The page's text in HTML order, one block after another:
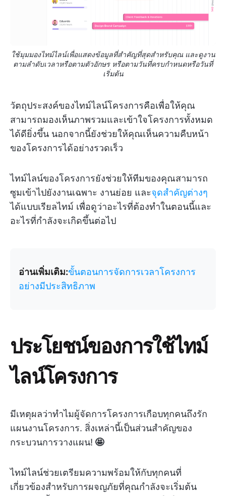
ใช้มุมมองไทม์ไลน์เพื่อแสดงข้อมูลที่สำคัญที่สุดสำหรับคุณ และดูงาน
ตามลำดับเวลาหรือตามตัวอักษร หรือตามวันที่ครบกำหนดหรือวันที่
เริ่มต้น
วัตถุประสงค์ของไทม์ไลน์โครงการคือเพื่อให้คุณ
สามารถมองเห็นภาพรวมและเข้าใจโครงการทั้งหมด
ได้ดียิ่งขึ้น นอกจากนี้ยังช่วยให้คุณเห็นความคืบหน้า
ของโครงการได้อย่างรวดเร็ว
ไทม์ไลน์ของโครงการยังช่วยให้ทีมของคุณสามารถ
ซูมเข้าไปยังงานเฉพาะ งานย่อย และจุดสำคัญต่างๆ
ได้แบบเรียลไทม์ เพื่อดูว่าอะไรที่ต้องทำในตอนนี้และ
อะไรที่กำลังจะเกิดขึ้นต่อไป
อ่านเพิ่มเติม:ขั้นตอนการจัดการเวลาโครงการ
อย่างมีประสิทธิภาพ
ประโยชน์ของการใช้ไทม์
ไลน์โครงการ
มีเหตุผลว่าทำไมผู้จัดการโครงการเกือบทุกคนถึงรัก
แผนงานโครงการ. สิ่งเหล่านี้เป็นส่วนสำคัญของ
กระบวนการวางแผน! 🤩
ไทม์ไลน์ช่วยเตรียมความพร้อมให้กับทุกคนที่
เกี่ยวข้องสำหรับการผจญภัยที่คุณกำลังจะเริ่มต้น